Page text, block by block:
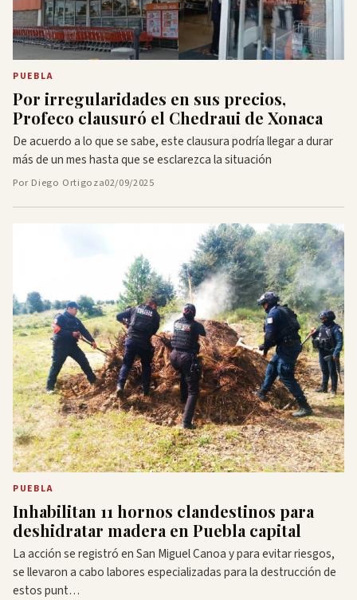
PUEBLA
Por irregularidades en sus precios,
Profeco clausuró el Chedraui de Xonaca
De acuerdo a lo que se sabe, este clausura podría llegar a durar
más de un mes hasta que se esclarezca la situación
Por Diego Ortigoza02/09/2025
PUEBLA
Inhabilitan 11 hornos clandestinos para
deshidratar madera en Puebla capital
La acción se registró en San Miguel Canoa y para evitar riesgos,
se llevaron a cabo labores especializadas para la destrucción de
estos punt…